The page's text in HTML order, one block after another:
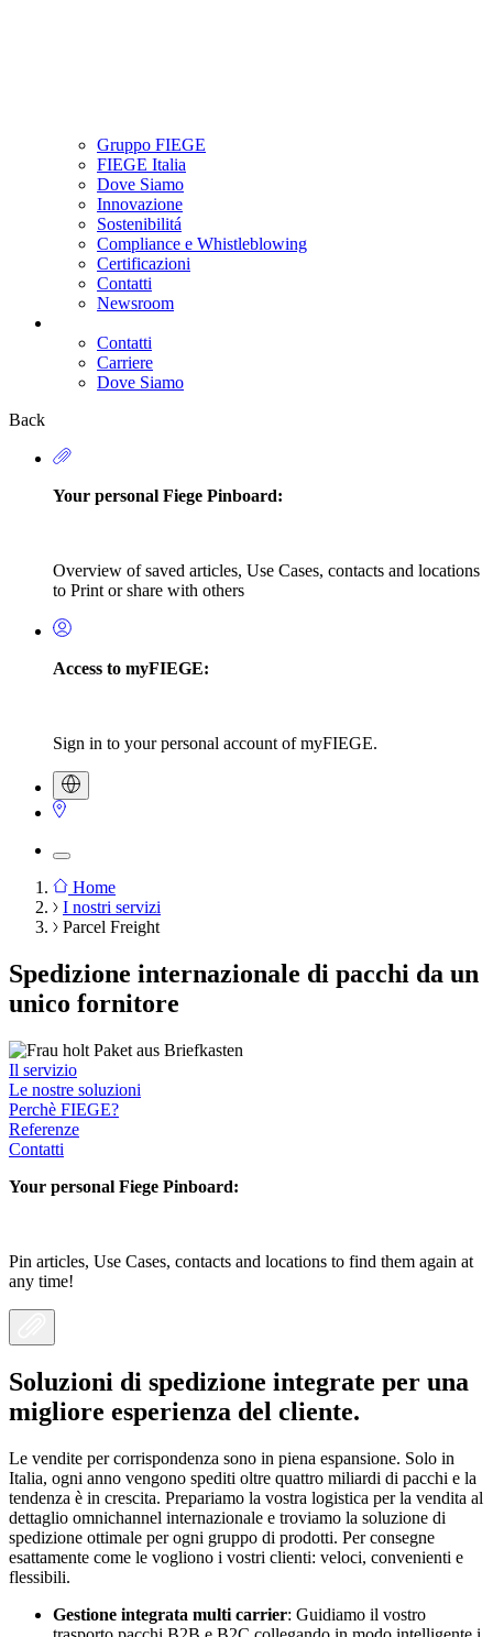
Gruppo FIEGE
FIEGE Italia
Dove Siamo
Innovazione
Sostenibilitá
Compliance e Whistleblowing
Certificazioni
Contatti
Newsroom
Secondary
Navigation
Contatti
Carriere
Dove Siamo
Back
Your personal Fiege Pinboard:
Overview of saved articles, Use Cases, contacts and locations
to Print or share with others
Access to myFIEGE:
Sign in to your personal account of myFIEGE.
Breadcrumb
Home
I nostri servizi
Parcel Freight
Spedizione internazionale di pacchi da un
unico fornitore
Il servizio
Le nostre soluzioni
Perchè FIEGE?
Referenze
Contatti
Your personal Fiege Pinboard:
Pin articles, Use Cases, contacts and locations to find them again at
any time!
Soluzioni di spedizione integrate per una
migliore esperienza del cliente.
Le vendite per corrispondenza sono in piena espansione. Solo in
Italia, ogni anno vengono spediti oltre quattro miliardi di pacchi e la
tendenza è in crescita. Prepariamo la vostra logistica per la vendita al
dettaglio omnichannel internazionale e troviamo la soluzione di
spedizione ottimale per ogni gruppo di prodotti. Per consegne
esattamente come le vogliono i vostri clienti: veloci, convenienti e
flessibili.
Gestione integrata multi carrier: Guidiamo il vostro